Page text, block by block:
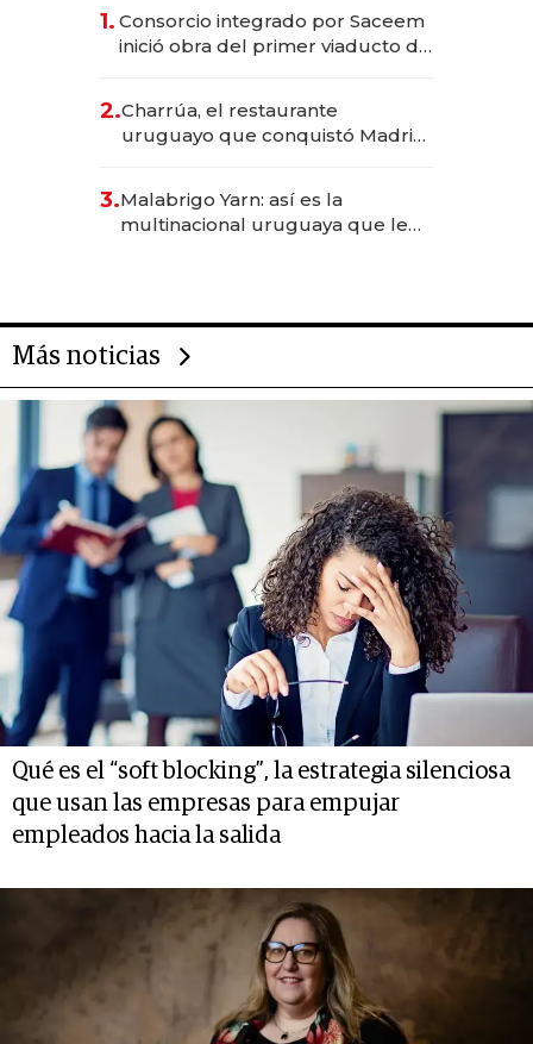
1. Consorcio integrado por Saceem
inició obra del primer viaducto de
millones
2.Charrúa, el restaurante
uruguayo que conquistó Madrid:
anticipación y prepara apertura
3.Malabrigo Yarn: así es la
multinacional uruguaya que le
Más noticias
Qué es el “soft blocking”, la estrategia silenciosa
que usan las empresas para empujar
empleados hacia la salida